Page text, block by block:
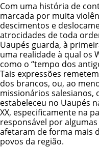
Com uma história de
marcada por muita
descimentos e
atrocidades de toda
Uaupés guarda, à
uma realidade à qual os
como o “tempo dos
Tais expressões
dos brancos, ou, ao
missionários salesianos,
estabeleceu no Uaupés
XX, especificamente na
responsável por
afetaram de forma mais
povos da região.